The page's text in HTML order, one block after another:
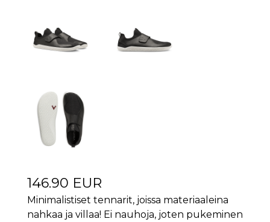
146.90 EUR
Minimalistiset tennarit, joissa materiaaleina
nahkaa ja villaa! Ei nauhoja, joten pukeminen